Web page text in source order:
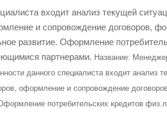
входит анализ текущей
и сопровождение договоров,
развитие. Оформление
партнерами. Название:
данного специалиста входит
оформление и сопровождение
потребительских кредитов